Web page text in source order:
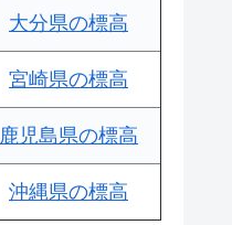
大分県の標高
宮崎県の標高
鹿児島県の標高
沖縄県の標高